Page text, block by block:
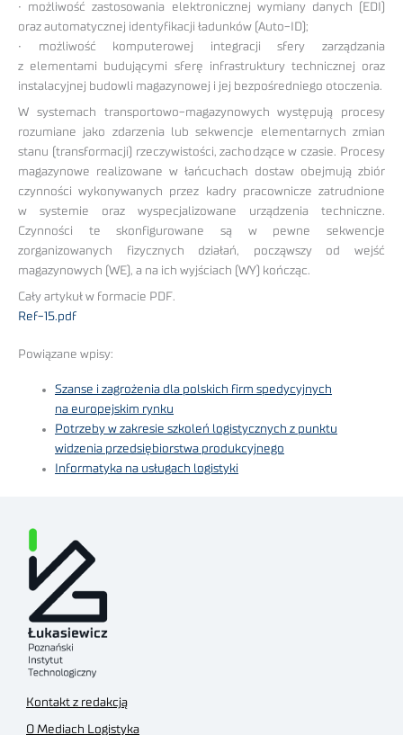
• możliwość zastosowania elektronicznej wymiany danych (EDI)
oraz automatycznej identyfikacji ładunków (Auto-ID);
• możliwość komputerowej integracji sfery zarządzania
z elementami budującymi sferę infrastruktury technicznej oraz
instalacyjnej budowli magazynowej i jej bezpośredniego otoczenia.
W systemach transportowo-magazynowych występują procesy
rozumiane jako zdarzenia lub sekwencje elementarnych zmian
stanu (transformacji) rzeczywistości, zachodzące w czasie. Procesy
magazynowe realizowane w łańcuchach dostaw obejmują zbiór
czynności wykonywanych przez kadry pracownicze zatrudnione
w systemie oraz wyspecjalizowane urządzenia techniczne.
Czynności te skonfigurowane są w pewne sekwencje
zorganizowanych fizycznych działań, począwszy od wejść
magazynowych (WE), a na ich wyjściach (WY) kończąc.
Cały artykuł w formacie PDF.
Ref-15.pdf
Powiązane wpisy:
Szanse i zagrożenia dla polskich firm spedycyjnych
na europejskim rynku
Potrzeby w zakresie szkoleń logistycznych z punktu
widzenia przedsiębiorstwa produkcyjnego
Informatyka na usługach logistyki
Kontakt z redakcją
O Mediach Logistyka